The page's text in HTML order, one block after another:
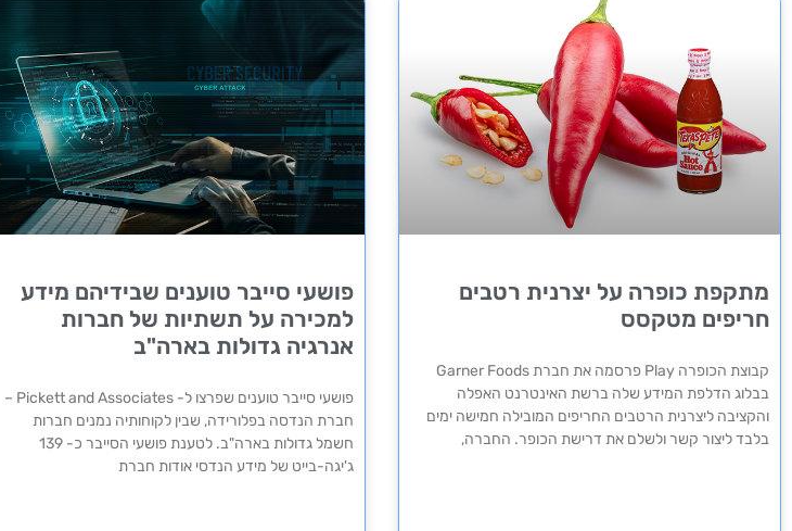
מתקפת כופרה על יצרנית רטבים
חריפים מטקסס
קבוצת הכופרה Play פרסמה את חברת Garner Foods
בבלוג הדלפת המידע שלה ברשת האינטרנט האפלה
והקציבה ליצרנית הרטבים החריפים המובילה חמישה ימים
בלבד ליצור קשר ולשלם את דרישת הכופר. החברה,
פושעי סייבר טוענים שבידיהם מידע
למכירה על תשתיות של חברות
אנרגיה גדולות בארה"ב
פושעי סייבר טוענים שפרצו ל- Pickett and Associates –
חברת הנדסה בפלורידה, שבין לקוחותיה נמנים חברות
חשמל גדולות בארה"ב. לטענת פושעי הסייבר כ- 139
ג'יגה-בייט של מידע הנדסי אודות חברת